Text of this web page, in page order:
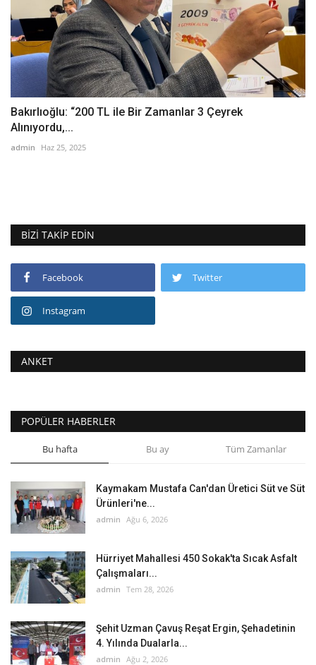
Bakırlıoğlu: “200 TL ile Bir Zamanlar 3 Çeyrek
Alınıyordu,...
admin Haz 25, 2025
BIZI TAKIP EDIN
Facebook Twitter
Instagram
ANKET
POPÜLER HABERLER
Bu hafta Bu ay Tüm Zamanlar
Kaymakam Mustafa Can'dan Üretici Süt ve Süt
Ürünleri'ne...
admin Ağu 6, 2026
Hürriyet Mahallesi 450 Sokak'ta Sıcak Asfalt
Çalışmaları...
admin Tem 28, 2026
Şehit Uzman Çavuş Reşat Ergin, Şehadetinin
4. Yılında Dualarla...
admin Ağu 2, 2026